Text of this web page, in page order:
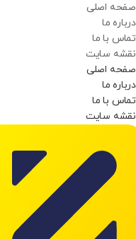
صفحه اصلی
درباره ما
تماس با ما
نقشه سایت
صفحه اصلی
درباره ما
تماس با ما
نقشه سایت